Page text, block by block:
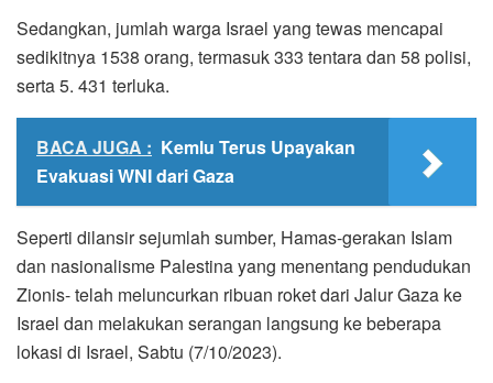
Sedangkan, jumlah warga Israel yang tewas mencapai
sedikitnya 1538 orang, termasuk 333 tentara dan 58 polisi,
serta 5. 431 terluka.
BACA JUGA : Kemlu Terus Upayakan
Evakuasi WNI dari Gaza
Seperti dilansir sejumlah sumber, Hamas-gerakan Islam
dan nasionalisme Palestina yang menentang pendudukan
Zionis- telah meluncurkan ribuan roket dari Jalur Gaza ke
Israel dan melakukan serangan langsung ke beberapa
lokasi di Israel, Sabtu (7/10/2023).